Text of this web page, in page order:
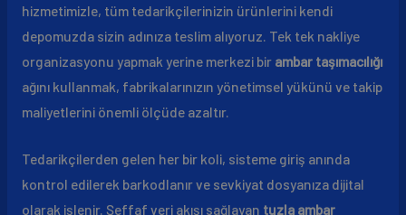
hizmetimizle, tüm tedarikçilerinizin ürünlerini kendi
depomuzda sizin adınıza teslim alıyoruz. Tek tek nakliye
organizasyonu yapmak yerine merkezi bir ambar taşımacılığı
ağını kullanmak, fabrikalarınızın yönetimsel yükünü ve takip
maliyetlerini önemli ölçüde azaltır.
Tedarikçilerden gelen her bir koli, sisteme giriş anında
kontrol edilerek barkodlanır ve sevkiyat dosyanıza dijital
olarak işlenir. Şeffaf veri akışı sağlayan tuzla ambar